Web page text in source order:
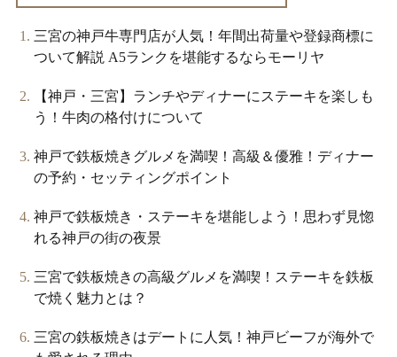
三宮の神戸牛専門店が人気！年間出荷量や登録商標に
ついて解説 A5ランクを堪能するならモーリヤ
【神戸・三宮】ランチやディナーにステーキを楽しも
う！牛肉の格付けについて
神戸で鉄板焼きグルメを満喫！高級＆優雅！ディナー
の予約・セッティングポイント
神戸で鉄板焼き・ステーキを堪能しよう！思わず見惚
れる神戸の街の夜景
三宮で鉄板焼きの高級グルメを満喫！ステーキを鉄板
で焼く魅力とは？
三宮の鉄板焼きはデートに人気！神戸ビーフが海外で